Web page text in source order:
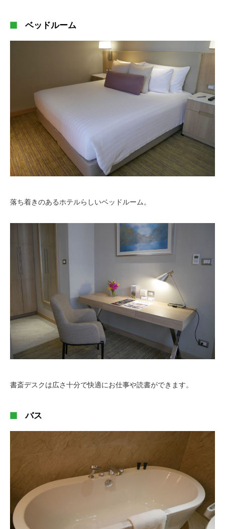
ベッドルーム
落ち着きのあるホテルらしいベッドルーム。
書斎デスクは広さ十分で快適にお仕事や読書ができます。
バス